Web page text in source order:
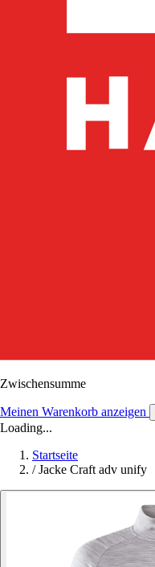
Zwischensumme
Meinen Warenkorb anzeigen
Loading...
Startseite
/ Jacke Craft adv unify